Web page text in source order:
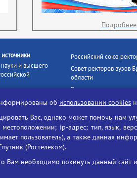
Подробнее
и высшего
цифровых
ресурсов
Российский союз
Совет ректоров вузов
области
Росстудцентр
Наши партнёры
Портал «Русский язык»
Учительская газета
Единый портал
об использовании cookies
Вас, однако может помочь нам
ip-адрес; тип, язык,
пользователь), а также данная
(Ростелеком).
Вам необходимо покинуть данный сайт